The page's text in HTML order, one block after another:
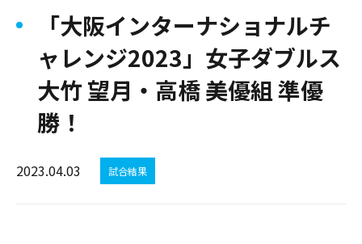
「大阪インターナショナルチ
ャレンジ2023」女子ダブルス
大竹 望月・高橋 美優組 準優
勝！
2023.04.03 試合結果